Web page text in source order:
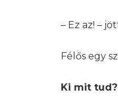
– Ez az! –
Félős egy
Ki mit tud?